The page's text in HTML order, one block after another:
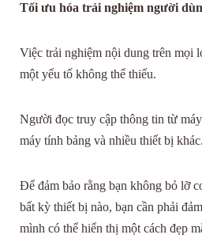
Tối ưu hóa trải nghiệm người
Việc trải nghiệm nội dung trên mọi
một yếu tố không thể thiếu.
Người đọc truy cập thông tin từ
máy tính bảng và nhiều thiết bị khác.
Để đảm bảo rằng bạn không bỏ lỡ
bất kỳ thiết bị nào, bạn cần phải
mình có thể hiển thị một cách đẹp